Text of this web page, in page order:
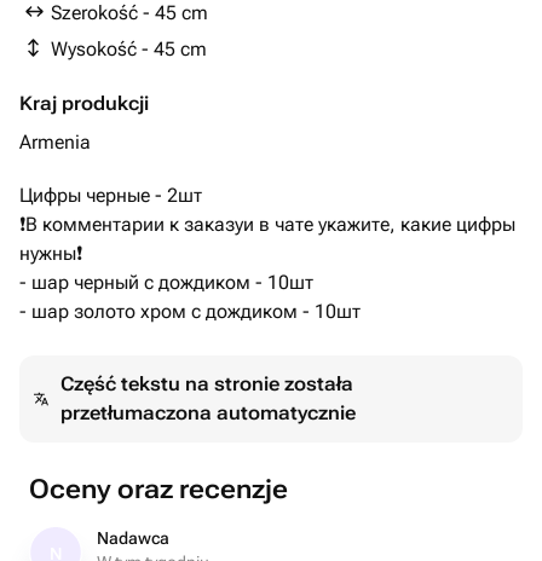
Szerokość - 45 cm
Wysokość - 45 cm
Kraj produkcji
Armenia
Цифры черные - 2шт
❗️В комментарии к заказуи в чате укажите, какие цифры
нужны❗️
- шар черный с дождиком - 10шт
- шар золото хром с дождиком - 10шт
Część tekstu na stronie została
przetłumaczona automatycznie
Oceny oraz recenzje
Nadawca